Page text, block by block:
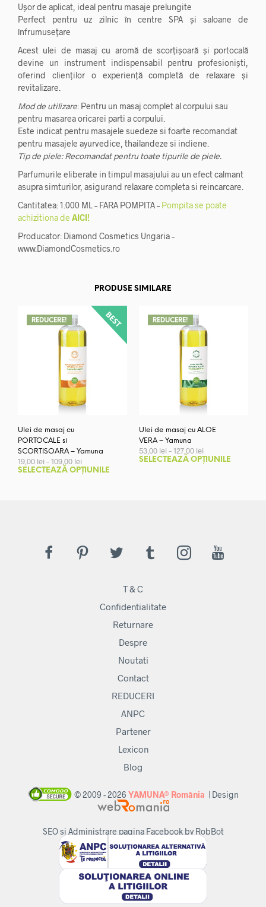
Ușor de aplicat, ideal pentru masaje prelungite
Perfect pentru uz zilnic în centre SPA și saloane de
înfrumusețare
Acest ulei de masaj cu aromă de scorțișoară și portocală
devine un instrument indispensabil pentru profesioniști,
oferind clienților o experiență completă de relaxare și
revitalizare.
Mod de utilizare: Pentru un masaj complet al corpului sau
pentru masarea oricarei parti a corpului.
Este indicat pentru masajele suedeze si foarte recomandat
pentru masajele ayurvedice, thailandeze si indiene.
Tip de piele: Recomandat pentru toate tipurile de piele.
Parfumurile eliberate in timpul masajului au un efect calmant
asupra simturilor, asigurand relaxare completa si reincarcare.
Cantitatea: 1.000 ML – FARA POMPITA – Pompita se poate
achizitiona de AICI!
Producator: Diamond Cosmetics Ungaria –
www.DiamondCosmetics.ro
PRODUSE SIMILARE
REDUCERE!
Ulei de masaj cu
PORTOCALE si
SCORTISOARA – Yamuna
19,00 lei –109,00 lei
de
prețuri:
SELECTEAZĂ OPȚIUNILE
în
pagina
REDUCERE!
Ulei de masaj cu ALOE
VERA – Yamuna
53,00 lei –127,00 lei
de
prețuri:
SELECTEAZĂ OPȚIUNILE
T & C
Confidentialitate
Returnare
Despre
Noutati
Contact
REDUCERI
ANPC
Partener
Lexicon
Blog
© 2009 - 2026 YAMUNA® România | Design
SEO si Administrare pagina Facebook by RobBot